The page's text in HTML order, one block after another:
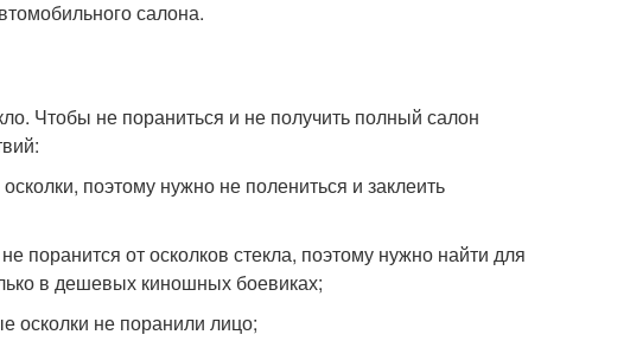
салона.
Чтобы не пораниться и не получить полный салон
поэтому нужно не полениться и заклеить
поранится от осколков стекла, поэтому нужно найти для
в дешевых киношных боевиках;
осколки не поранили лицо;